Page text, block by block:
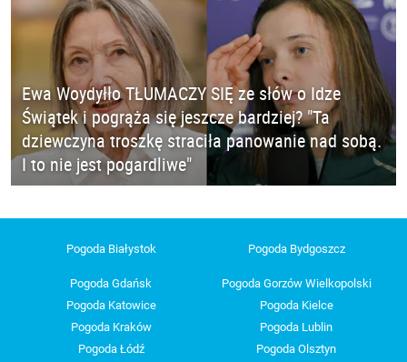
Ewa Woydyłło TŁUMACZY SIĘ ze słów o Idze
Świątek i pogrąża się jeszcze bardziej? "Ta
dziewczyna troszkę straciła panowanie nad sobą.
I to nie jest pogardliwe"
Pogoda Białystok Pogoda Bydgoszcz
Pogoda Gdańsk
Pogoda Gorzów Wielkopolski
Pogoda Katowice
Pogoda Kielce
Pogoda Kraków
Pogoda Lublin
Pogoda Łódź
Pogoda Olsztyn